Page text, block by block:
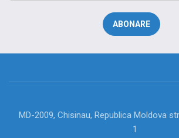
MD-2009, Chisinau, Republica Moldova
1